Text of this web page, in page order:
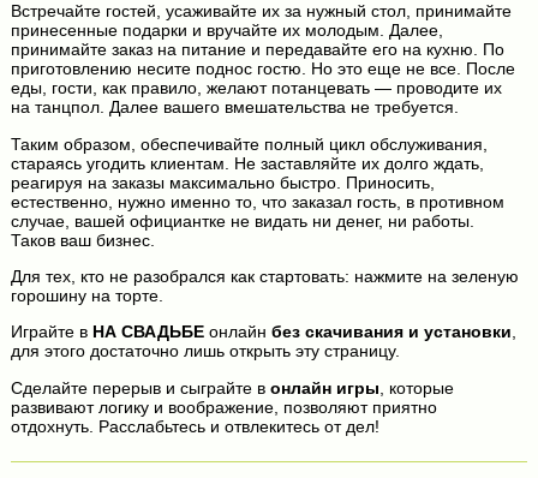
Встречайте гостей, усаживайте их за нужный стол, принимайте
принесенные подарки и вручайте их молодым. Далее,
принимайте заказ на питание и передавайте его на кухню. По
приготовлению несите поднос гостю. Но это еще не все. После
еды, гости, как правило, желают потанцевать — проводите их
на танцпол. Далее вашего вмешательства не требуется.
Таким образом, обеспечивайте полный цикл обслуживания,
стараясь угодить клиентам. Не заставляйте их долго ждать,
реагируя на заказы максимально быстро. Приносить,
естественно, нужно именно то, что заказал гость, в противном
случае, вашей официантке не видать ни денег, ни работы.
Таков ваш бизнес.
Для тех, кто не разобрался как стартовать: нажмите на зеленую
горошину на торте.
Играйте в НА СВАДЬБЕонлайн без скачивания и установки,
для этого достаточно лишь открыть эту страницу.
Сделайте перерыв и сыграйте в онлайн игры , которые
развивают логику и воображение, позволяют приятно
отдохнуть. Расслабьтесь и отвлекитесь от дел!